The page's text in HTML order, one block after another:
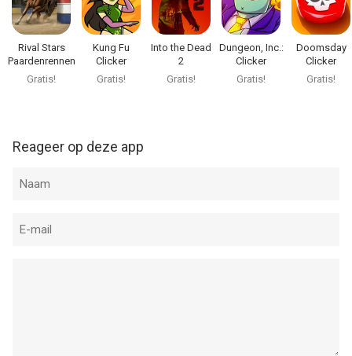
Rival Stars
Paardenrennen
Gratis!
Kung Fu
Clicker
Gratis!
Into the Dead
2
Gratis!
Dungeon, Inc.:
Clicker
Gratis!
Doomsday
Clicker
Gratis!
Reageer op deze app